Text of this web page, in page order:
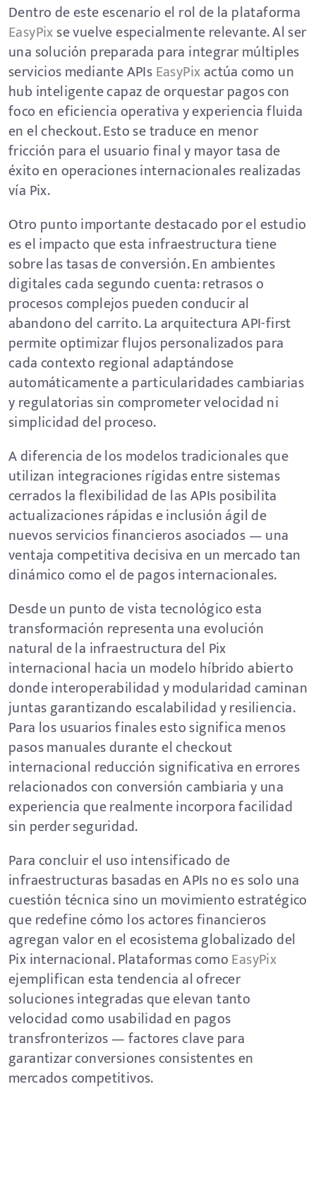
Dentro de este escenario el rol de la plataforma
EasyPixse vuelve especialmente relevante. Al ser
una solución preparada para integrar múltiples
servicios mediante APIsEasyPixactúa como un
hub inteligente capaz de orquestar pagos con
foco en eficiencia operativa y experiencia fluida
en el checkout. Esto se traduce en menor
fricción para el usuario final y mayor tasa de
éxito en operaciones internacionales realizadas
vía Pix.
Otro punto importante destacado por el estudio
es el impacto que esta infraestructura tiene
sobre las tasas de conversión. En ambientes
digitales cada segundo cuenta: retrasos o
procesos complejos pueden conducir al
abandono del carrito. La arquitectura API-first
permite optimizar flujos personalizados para
cada contexto regional adaptándose
automáticamente a particularidades cambiarias
y regulatorias sin comprometer velocidad ni
simplicidad del proceso.
A diferencia de los modelos tradicionales que
utilizan integraciones rígidas entre sistemas
cerrados la flexibilidad de las APIs posibilita
actualizaciones rápidas e inclusión ágil de
nuevos servicios financieros asociados — una
ventaja competitiva decisiva en un mercado tan
dinámico como el de pagos internacionales.
Desde un punto de vista tecnológico esta
transformación representa una evolución
natural de la infraestructura del Pix
internacional hacia un modelo híbrido abierto
donde interoperabilidad y modularidad caminan
juntas garantizando escalabilidad y resiliencia.
Para los usuarios finales esto significa menos
pasos manuales durante el checkout
internacional reducción significativa en errores
relacionados con conversión cambiaria y una
experiencia que realmente incorpora facilidad
sin perder seguridad.
Para concluir el uso intensificado de
infraestructuras basadas en APIs no es solo una
cuestión técnica sino un movimiento estratégico
que redefine cómo los actores financieros
agregan valor en el ecosistema globalizado del
Pix internacional. Plataformas comoEasyPix
ejemplifican esta tendencia al ofrecer
soluciones integradas que elevan tanto
velocidad como usabilidad en pagos
transfronterizos — factores clave para
garantizar conversiones consistentes en
mercados competitivos.